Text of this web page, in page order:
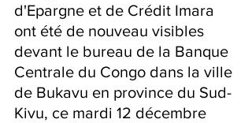
d'Epargne et de Crédit Imara
ont été de nouveau visibles
devant le bureau de la Banque
Centrale du Congo dans la ville
de Bukavu en province du Sud-
Kivu, ce mardi 12 décembre